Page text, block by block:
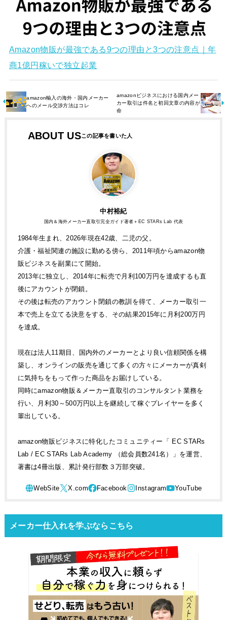
Amazon物販が最強である9つの理由と3つの注意点｜年
商1億円稼いで独立起業
amazon輸入の海外・国内メーカー
へのメール交渉方法はコレ
amazonビジネスにおける国内メー
カー取引は件名と初回文章の内容が
命
ABOUT US
中村裕紀
国内＆海外メーカー直取引完全ガイド著者＋EC STARs Lab 代表
1984年生まれ、2026年現在42歳、二児の父。
介護・福祉関連の施設に勤める傍ら、2011年頃からamazon物
販ビジネスを副業にて開始。
2013年に独立し、2014年に転売で月利100万円を達成するも直
後にアカウントが閉鎖。
その後は転売のアカウント閉鎖の教訓を得て、メーカー取引一
本で売上を立てる決意をする、その結果2015年に月利200万円
を達成。
現在は法人11期目、国内外のメーカーとより良い信頼関係を構
築し、オンラインの販売を通じて多くの方々にメーカーが真剣
に気持ちをもって作った商品をお届けしている。
同時にamazon物販＆メーカー直取引のコンサルタント業務を
行い、月利30～500万円以上を継続して稼ぐプレイヤーを多く
輩出している。
amazon物販ビジネスに特化したコミュニティー「 EC STARs
Lab / EC STARs Lab Academy （総会員数241名）」を運営、
著書は4冊出版、累計発行部数３万部突破。
メーカー仕入れを学ぶならこちら